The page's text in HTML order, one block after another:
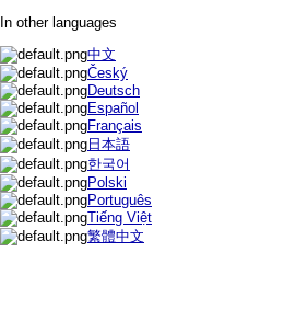
In other languages
中文
Český
Deutsch
Español
Français
日本語
한국어
Polski
Português
Tiếng Việt
繁體中文